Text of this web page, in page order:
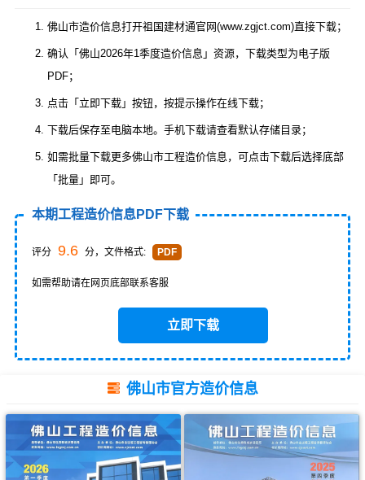
佛山市造价信息打开祖国建材通官网(www.zgjct.com)直接下载；
确认「佛山2026年1季度造价信息」资源，下载类型为电子版
PDF；
点击「立即下载」按钮，按提示操作在线下载；
下载后保存至电脑本地。手机下载请查看默认存储目录；
如需批量下载更多佛山市工程造价信息，可点击下载后选择底部
「批量」即可。
本期工程造价信息PDF下载
评分 9.6 分，文件格式: PDF
如需帮助请在网页底部联系客服
立即下载
佛山市官方造价信息